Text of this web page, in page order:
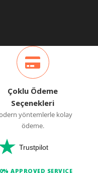
Çoklu Ödeme
Seçenekleri
yöntemlerle kolay
ödeme.
Trustpilot
APPROVED SERVICE